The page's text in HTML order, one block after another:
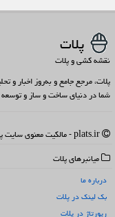
پلات
نقشه کشی و پلات
پلات، مرجع جامع و به‌روز اخبار و
شما در دنیای ساخت و ساز و توسعه
میانبرهای پلات
درباره ما
بک لینک در پلات
رپورتاژ در پلات